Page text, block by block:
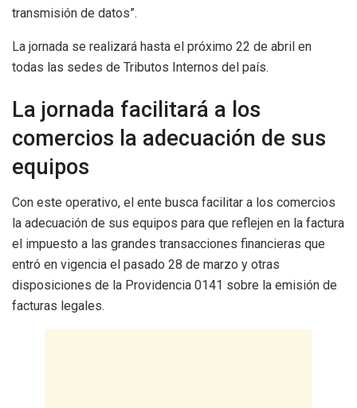
transmisión de datos”.
La jornada se realizará hasta el próximo 22 de abril en
todas las sedes de Tributos Internos del país.
La jornada facilitará a los
comercios la adecuación de sus
equipos
Con este operativo, el ente busca facilitar a los comercios
la adecuación de sus equipos para que reflejen en la factura
el impuesto a las grandes transacciones financieras que
entró en vigencia el pasado 28 de marzo y otras
disposiciones de la Providencia 0141 sobre la emisión de
facturas legales.